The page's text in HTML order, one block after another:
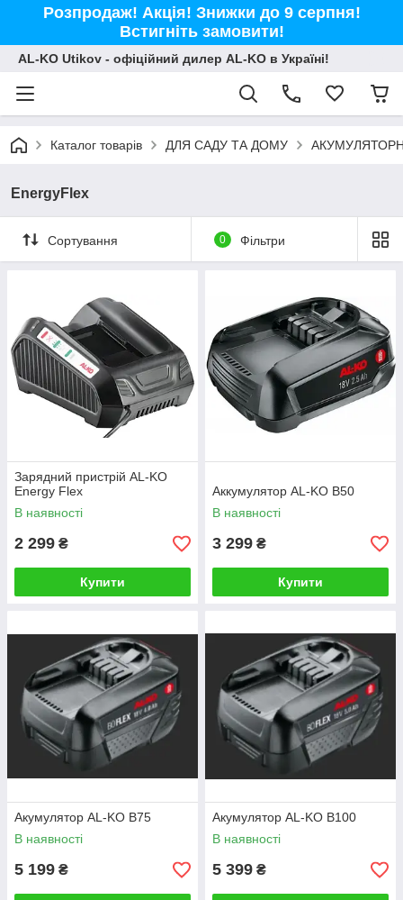
Розпродаж! Акція! Знижки до 9 серпня!
Встигніть замовити!
AL-KO Utikov - офіційний дилер AL-KO в Україні!
Каталог товарів ДЛЯ САДУ ТА ДОМУ
EnergyFlex
Сортування 0 Фільтри
Зарядний пристрій AL-KO
Energy Flex
В наявності
2 299 ₴
Купити
Аккумулятор AL-KO B50
В наявності
3 299 ₴
Купити
Акумулятор AL-KO B75
В наявності
5 199 ₴
Акумулятор AL-KO B100
В наявності
5 399 ₴